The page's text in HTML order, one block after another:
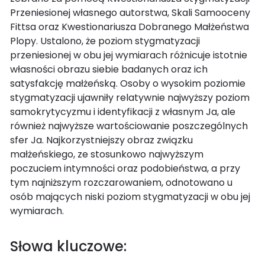
Przeniesionej własnego autorstwa, Skali Samooceny
Fittsa oraz Kwestionariusza Dobranego Małżeństwa
Plopy. Ustalono, że poziom stygmatyzacji
przeniesionej w obu jej wymiarach różnicuje istotnie
własności obrazu siebie badanych oraz ich
satysfakcję małżeńską. Osoby o wysokim poziomie
stygmatyzacji ujawniły relatywnie najwyższy poziom
samokrytycyzmu i identyfikacji z własnym Ja, ale
również najwyższe wartościowanie poszczególnych
sfer Ja. Najkorzystniejszy obraz związku
małżeńskiego, ze stosunkowo najwyższym
poczuciem intymności oraz podobieństwa, a przy
tym najniższym rozczarowaniem, odnotowano u
osób mających niski poziom stygmatyzacji w obu jej
wymiarach.
Słowa kluczowe: